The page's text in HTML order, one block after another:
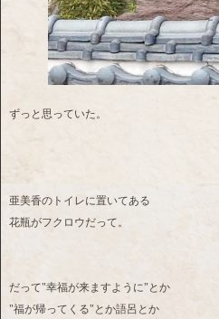
ずっと思っていた。
亜美香のトイレに置いてある
花瓶がフクロウだって。
だって"幸福が来ますように"とか
"福が帰ってくる"とか語呂とか